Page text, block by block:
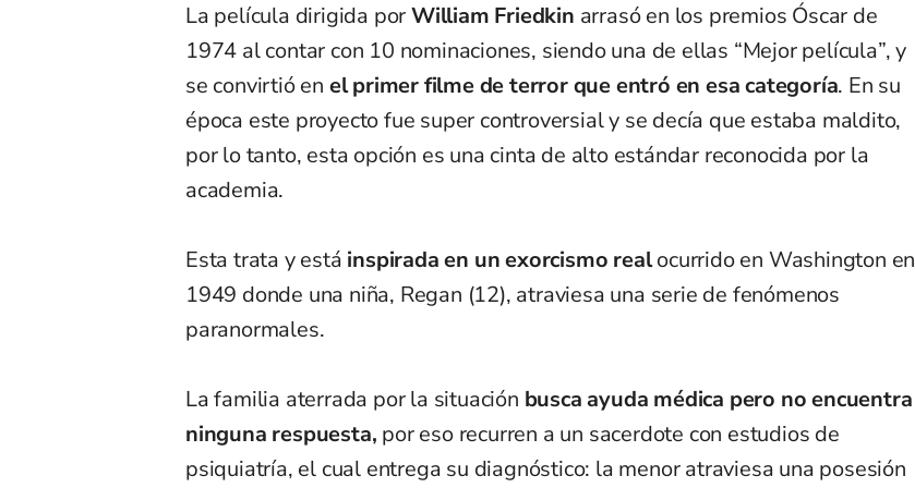
La película dirigida porWilliam Friedkin arrasó en los premios Óscar de
1974 al contar con 10 nominaciones, siendo una de ellas “Mejor película”, y
se convirtió en el primer filme de terror que entró en esa categoría. En su
época este proyecto fue super controversial y se decía que estaba maldito,
por lo tanto, esta opción es una cinta de alto estándar reconocida por la
academia.
Esta trata y está inspirada en un exorcismo realocurrido en Washington en
1949 donde una niña, Regan (12), atraviesa una serie de fenómenos
paranormales.
La familia aterrada por la situación busca ayuda médica pero no encuentra
ninguna respuesta, por eso recurren a un sacerdote con estudios de
psiquiatría, el cual entrega su diagnóstico: la menor atraviesa una posesión